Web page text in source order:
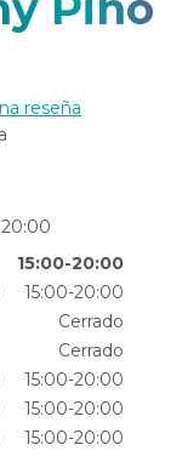
reseña
15:00-20:00
15:00-20:00
Cerrado
Cerrado
15:00-20:00
15:00-20:00
15:00-20:00